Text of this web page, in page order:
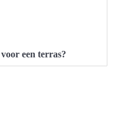
een terras?